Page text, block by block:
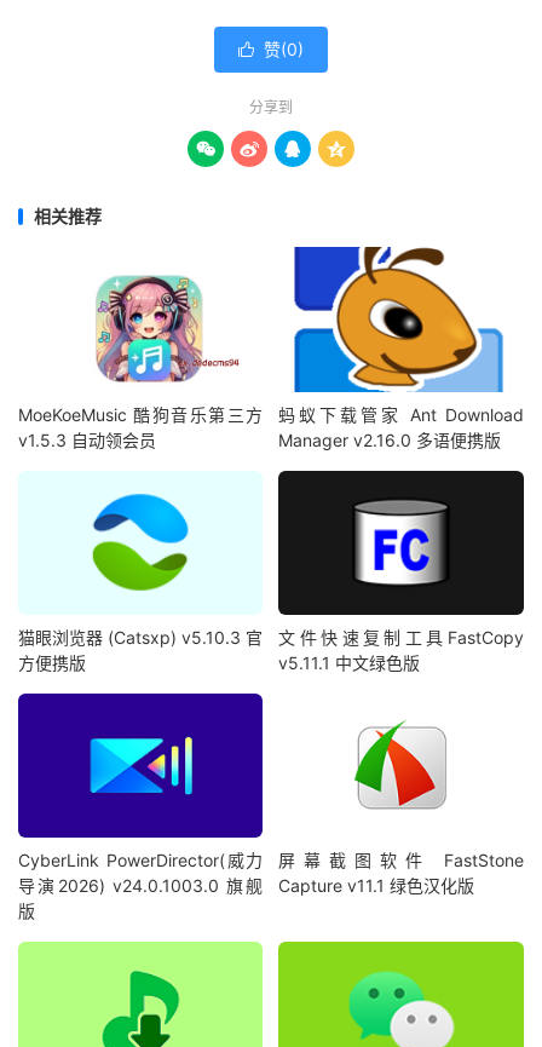
 赞(0)
分享到
   
相关推荐
MoeKoeMusic 酷狗音乐第三方
v1.5.3 自动领会员
蚂蚁下载管家 Ant Download
Manager v2.16.0 多语便携版
猫眼浏览器 (Catsxp) v5.10.3 官
方便携版
文件快速复制工具FastCopy
v5.11.1 中文绿色版
CyberLink PowerDirector(威力
导演2026) v24.0.1003.0 旗舰
版
屏幕截图软件 FastStone
Capture v11.1 绿色汉化版